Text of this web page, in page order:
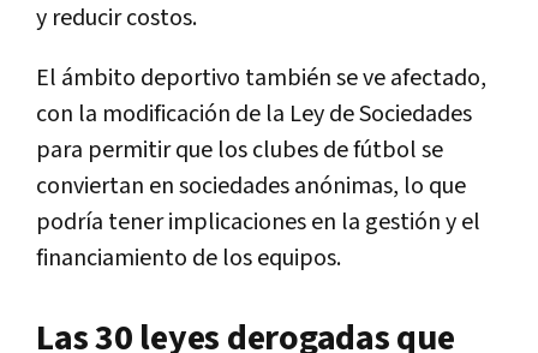
y reducir costos.
El ámbito deportivo también se ve afectado,
con la modificación de la Ley de Sociedades
para permitir que los clubes de fútbol se
conviertan en sociedades anónimas, lo que
podría tener implicaciones en la gestión y el
financiamiento de los equipos.
Las 30 leyes derogadas que